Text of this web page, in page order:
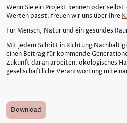
Wenn Sie ein Projekt kennen oder
Werten passt, freuen wir uns über Ihre
Für Mensch, Natur und ein gesundes
Mit jedem Schritt in Richtung
einen Beitrag für kommende
Zukunft daran arbeiten, ökologisches
gesellschaftliche Verantwortung
Download